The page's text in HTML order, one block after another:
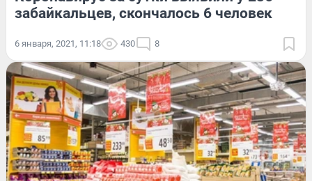
забайкальцев, скончалось 6 человек
6 января, 2021, 11:18 430 8